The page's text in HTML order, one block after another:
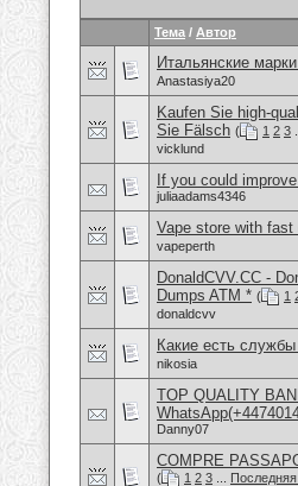
Тема / Автор
Итальянские
Anastasiya20
Kaufen Sie high-
Sie Fälsch ( 1 2 3
vicklund
If you could
juliaadams4346
Vape store with
vapeperth
DonaldCVV.CC -
Dumps ATM * ( 1
donaldcvv
Какие есть службы
nikosia
TOP QUALITY
Danny07
COMPRE
( 1 2 3